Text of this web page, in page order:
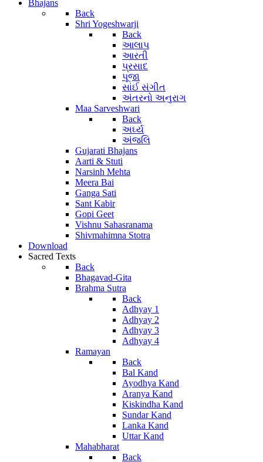
Bhajans
Back
Shri Yogeshwarji
Back
આલાપ
આરતી
પ્રસાદ
પૂજા
સાંઈ સંગીત
અંતરનો અનુરાગ
Maa Sarveshwari
Back
અર્ઘ્ય
અંજલિ
Gujarati Bhajans
Aarti & Stuti
Narsinh Mehta
Meera Bai
Ganga Sati
Sant Kabir
Gopi Geet
Vishnu Sahasranama
Shivmahimna Stotra
Download
Sacred Texts
Back
Bhagavad-Gita
Brahma Sutra
Back
Adhyay 1
Adhyay 2
Adhyay 3
Adhyay 4
Ramayan
Back
Bal Kand
Ayodhya Kand
Aranya Kand
Kiskindha Kand
Sundar Kand
Lanka Kand
Uttar Kand
Mahabharat
Back